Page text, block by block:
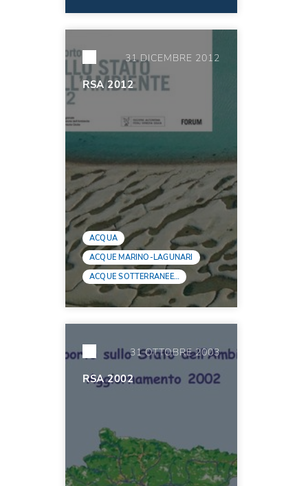
31 DICEMBRE 2012
RSA 2012
ACQUA
ACQUE MARINO-LAGUNARI
ACQUE SOTTERRANEE…
31 OTTOBRE 2003
RSA 2002